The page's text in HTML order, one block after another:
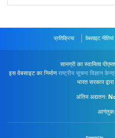
प्रतिक्रिया वेबसाइट नीतियां
सामग्री का स्वामित्व
इस वेबसाइट का निर्माणराष्ट्रीय सूचना विज्ञान
भारत सरकार
अंतिम अद्यतन:
आगंतुक: